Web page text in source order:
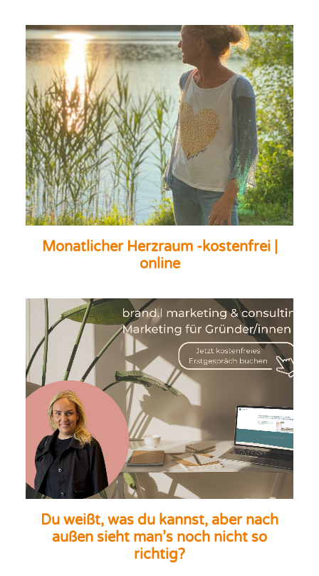
Monatlicher Herzraum -kostenfrei |
online
Du weißt, was du kannst, aber nach
außen sieht man’s noch nicht so
richtig?